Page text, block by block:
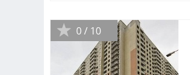
0 / 10